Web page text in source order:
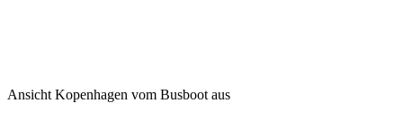
Ansicht Kopenhagen vom Busboot aus